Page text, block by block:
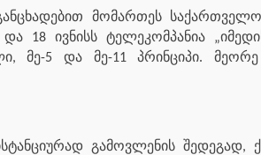
მომართეს
18 ივნისს ტელეკომპანია
მე-5 და მე-11 პრინციპი.
გამოვლენის შედეგად,